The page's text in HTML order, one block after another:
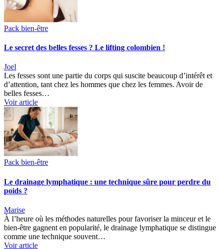
Pack bien-être
Le secret des belles fesses ? Le lifting colombien !
Joel
Les fesses sont une partie du corps qui suscite beaucoup d’intérêt et
d’attention, tant chez les hommes que chez les femmes. Avoir de
belles fesses…
Voir article
Pack bien-être
Le drainage lymphatique : une technique sûre pour perdre du
poids ?
Marise
À l’heure où les méthodes naturelles pour favoriser la minceur et le
bien-être gagnent en popularité, le drainage lymphatique se distingue
comme une technique souvent…
Voir article